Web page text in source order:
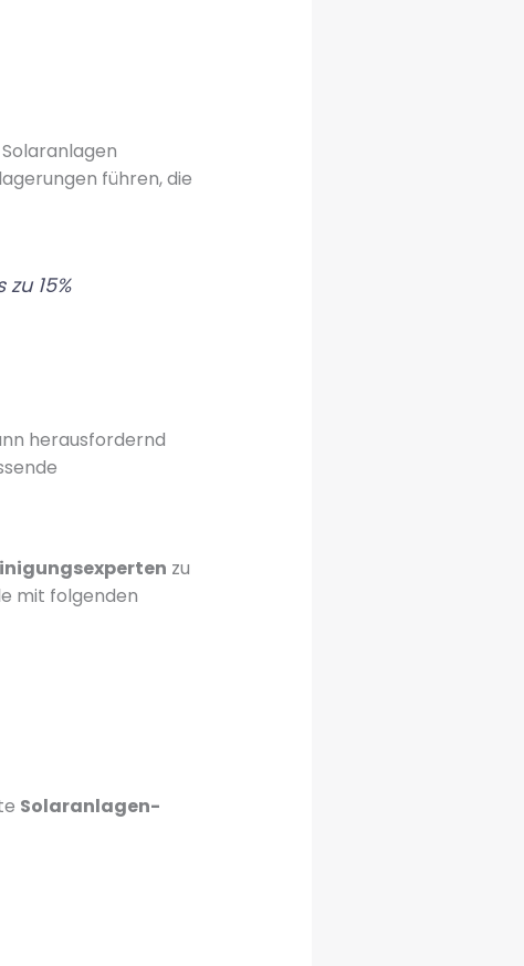
führen, die
15%
herausfordernd
zu
mit folgenden
Solaranlagen-